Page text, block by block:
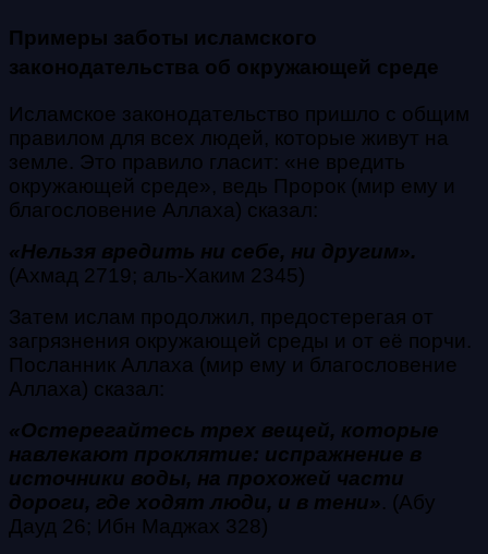
Примеры заботы исламского
законодательства об окружающей среде
Исламское законодательство пришло с общим
правилом для всех людей, которые живут на
земле. Это правило гласит: «не вредить
окружающей среде», ведь Пророк (мир ему и
благословение Аллаха) сказал:
«Нельзя вредить ни себе, ни другим».
(Ахмад 2719; аль-Хаким 2345)
Затем ислам продолжил, предостерегая от
загрязнения окружающей среды и от её порчи.
Посланник Аллаха (мир ему и благословение
Аллаха) сказал:
«Остерегайтесь трех вещей, которые
навлекают проклятие: испражнение в
источники воды, на прохожей части
дороги, где ходят люди, и в тени». (Абу
Дауд 26; Ибн Маджах 328)